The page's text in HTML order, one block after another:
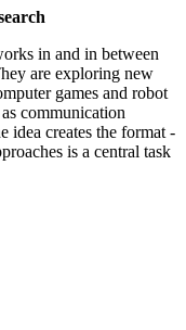
in and in between
are exploring new
games and robot
communication
idea creates the format -
is a central task